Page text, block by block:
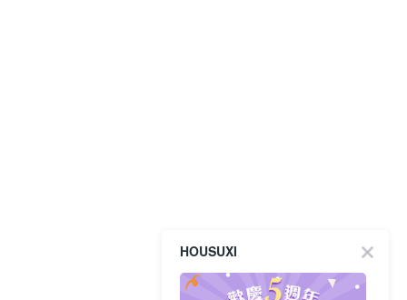
HOUSUXI